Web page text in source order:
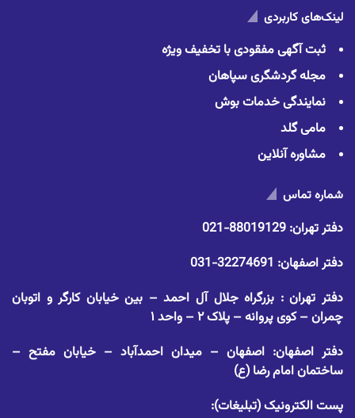
لینک‌های کاربردی
ثبت آگهی مفقودی با تخفیف ویژه
مجله گردشگری سپاهان
نمایندگی خدمات بوش
مامی گلد
مشاوره آنلاین
شماره تماس
دفتر تهران: 88019129-021
دفتر اصفهان: 32274691-031
دفتر تهران : بزرگراه جلال آل احمد – بین خیابان کارگر و اتوبان
چمران – کوی پروانه – پلاک ۲ – واحد ۱
دفتر اصفهان: اصفهان – میدان احمدآباد – خیابان مفتح –
ساختمان امام رضا (ع)
پست الکترونیک (تبلیغات):